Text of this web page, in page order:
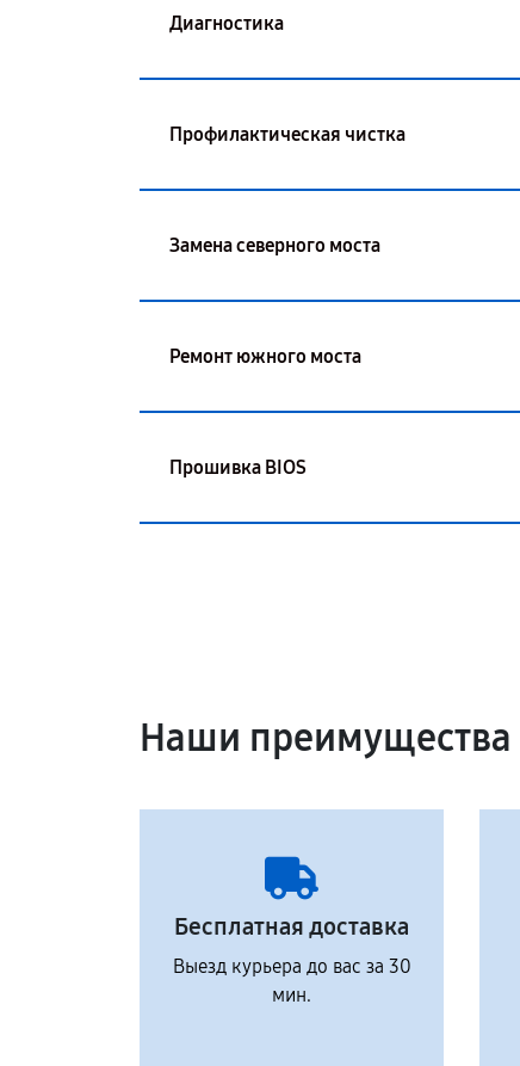
Диагностика
Профилактическая чистка
Замена северного моста
Ремонт южного моста
Прошивка BIOS
Наши преимущества
Бесплатная доставка
Выезд курьера до вас за 30
мин.